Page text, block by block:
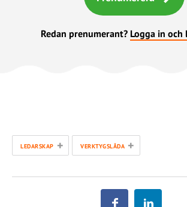
Redan prenumerant? Logga in och
LEDARSKAP + VERKTYGSLÅDA +